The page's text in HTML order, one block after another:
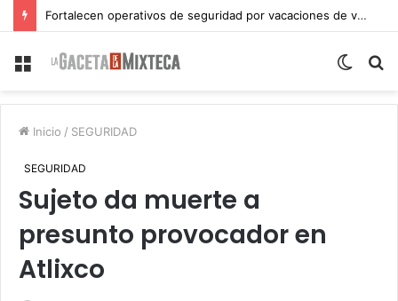
Fortalecen operativos de seguridad por vacaciones de verano en Atlixco
Menu
Switch
Inicio / SEGURIDAD
SEGURIDAD
Sujeto da muerte a
presunto provocador en
Atlixco